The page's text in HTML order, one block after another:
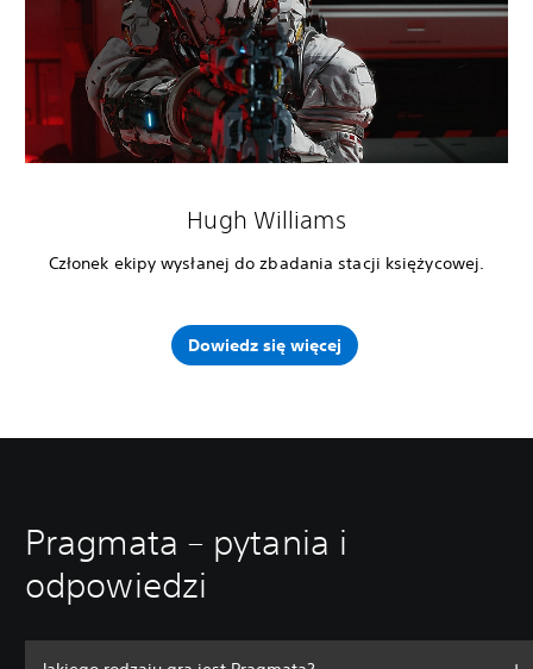
Hugh Williams
Członek ekipy wysłanej do zbadania stacji księżycowej.
Dowiedz się więcej
Pragmata – pytania i
odpowiedzi